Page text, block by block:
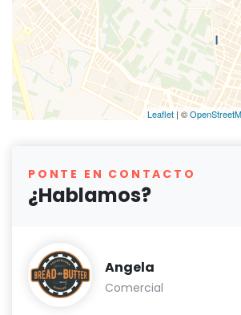
Leaflet | ©
PONTE EN CONTACTO
¿Hablamos?
Angela
Comercial